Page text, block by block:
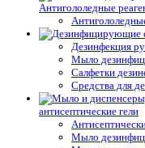
Антигололедные
Дезинфекция
Мыло
Салфетки
Средства для
антисептические гели
Мыло